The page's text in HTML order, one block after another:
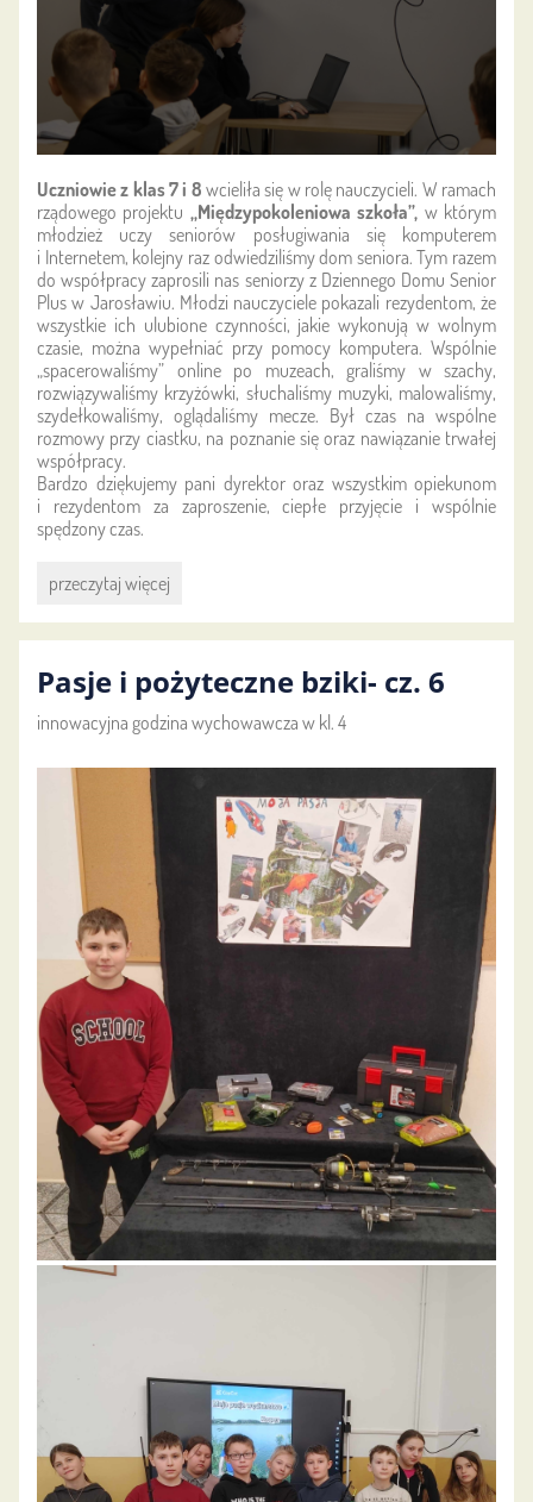
Uczniowie z klas 7 i 8 wcieliła się w rolę nauczycieli. W ramach
rządowego projektu „Międzypokoleniowa szkoła”, w którym
młodzież uczy seniorów posługiwania się komputerem
i Internetem, kolejny raz odwiedziliśmy dom seniora. Tym razem
do współpracy zaprosili nas seniorzy z Dziennego Domu Senior
Plus w Jarosławiu. Młodzi nauczyciele pokazali rezydentom, że
wszystkie ich ulubione czynności, jakie wykonują w wolnym
czasie, można wypełniać przy pomocy komputera. Wspólnie
„spacerowaliśmy” online po muzeach, graliśmy w szachy,
rozwiązywaliśmy krzyżówki, słuchaliśmy muzyki, malowaliśmy,
szydełkowaliśmy, oglądaliśmy mecze. Był czas na wspólne
rozmowy przy ciastku, na poznanie się oraz nawiązanie trwałej
współpracy.
Bardzo dziękujemy pani dyrektor oraz wszystkim opiekunom
i rezydentom za zaproszenie, ciepłe przyjęcie i wspólnie
spędzony czas.
Kolejne
międzypokoleniowe:
przeczytaj więcej
Pasje i pożyteczne bziki- cz. 6
innowacyjna godzina wychowawcza w kl. 4